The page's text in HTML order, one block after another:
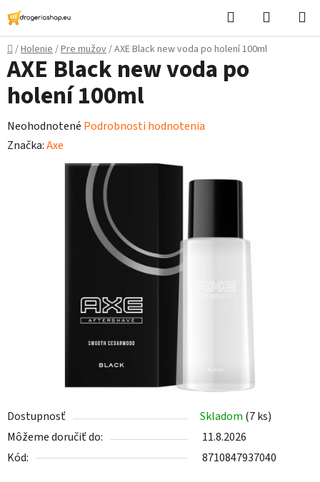
Prejsť
na
obsah
Hľadať
košík
Domov
/Holenie/Pre mužov/AXE Black new voda po holení 100ml
Dostupnosť Skladom (7 ks)
Môžeme doručiť do:
11.8.2026
Kód:
8710847937040
AXE Black new voda po
holení 100ml
Priemerné
hodnotenie
Neohodnotené Podrobnosti hodnotenia
Značka:Axe